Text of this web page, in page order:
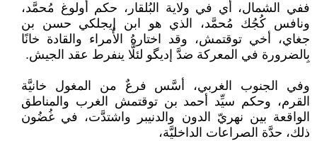
ففي الشمال، أي في ولاية البُلقار، حكم أولوغ مُحمَّد،
ونافس كُجُك مُحمَّد، الذي هو ابن إيجلكي حسن بن
جغاي، أخي توقتمش، وقد اختارهُ الأُمراء والقادة خانًا
بِالضرورة في المعركة ضدَّ إديگو لئلَّا ينفرط عقد الجيش.
وفي الجنوب الغربي، أسَّس فرعٌ من المغول خانيَّة
القرم، وحكم سيِّد أحمد بن توقتمش الغرب والمناطق
الواقعة بين نهريّ الدون والدنيبر واشتدَّت، في غُضُون
ذلك، حدَّة الصراعات الداخليَّة،